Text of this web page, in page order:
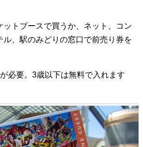
ットブースで買うか、ネット、コン
ル、駅のみどりの窓口で前売り券を
必要。3歳以下は無料で入れます